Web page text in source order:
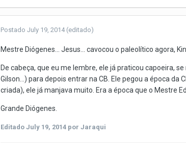
Postado July 19, 2014 (editado)
Mestre Diógenes... Jesus... cavocou o paleolítico agora,
De cabeça, que eu me lembre, ele já praticou capoeira,
Gilson...) para depois entrar na CB. Ele pegou a época
criada), ele já manjava muito. Era a época que o Mestre
Grande Diógenes.
Editado July 19, 2014 por Jaraqui